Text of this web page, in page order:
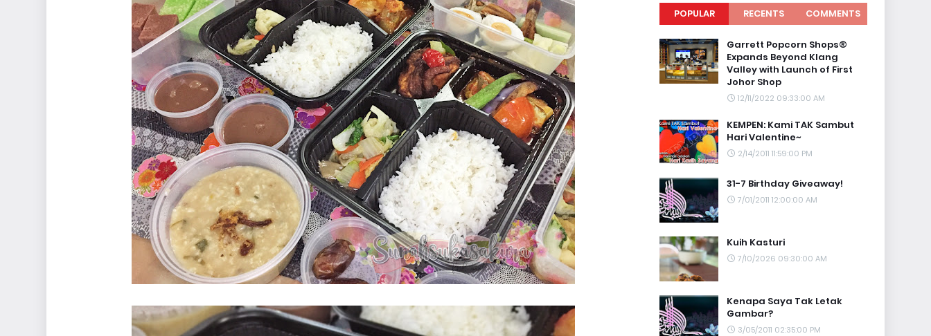
POPULAR RECENTS COMMENTS
Garrett Popcorn Shops®
Expands Beyond Klang
Valley with Launch of First
Johor Shop
12/11/2022 09:33:00 AM
KEMPEN: Kami TAK Sambut
Hari Valentine~
2/14/2011 11:59:00 PM
31-7 Birthday Giveaway!
7/01/2011 12:00:00 AM
Kuih Kasturi
7/10/2026 09:30:00 AM
Kenapa Saya Tak Letak
Gambar?
3/05/2011 02:35:00 PM